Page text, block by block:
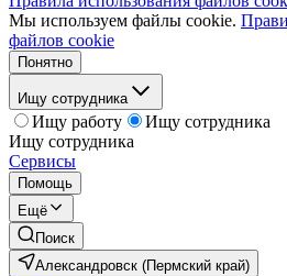
Мы используем файлы cookie.
файлов cookie
Понятно
Ищу сотрудника
Ищу работу
Ищу сотрудника
Ищу сотрудника
Сервисы
Помощь
Ещё
Поиск
Александровск (Пермский край)